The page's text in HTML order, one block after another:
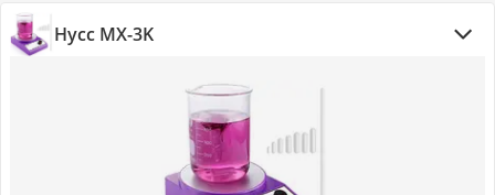
Hycc MX-3K